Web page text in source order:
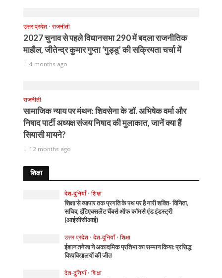
उत्तर प्रदेश • राजनीती
2027 चुनाव से पहले विधानसभा 290 में बदला राजनीतिक
माहौल, जीतेन्द्र कुमार गुप्ता ‘गुड्डू’ की सक्रियता चर्चा में
4 months ago
राजनीती
सामाजिक न्याय पर मंथन: शिवसेना के डॉ. अभिषेक वर्मा और
निषाद पार्टी अध्यक्ष संजय निषाद की मुलाकात, जानें क्या हैं
सियासी मायने?
12 months ago
शिक्षा
देश-दुनियाँ • शिक्षा
शिक्षा से व्यापार तक प्रगति के पथ पर है नारी शक्ति- विनिता,
सचिव, इंटिएक्सलेंट चैंबर्स ऑफ कॉमर्स एंड इंडस्ट्री
(आईसीसीआई)
उत्तर प्रदेश • देश-दुनियाँ • शिक्षा
ईशान तनेजा ने अकादमिक प्रतिभा का सम्मान किया: प्रसिद्ध
विश्वविद्यालयों की जीत
देश-दुनियाँ • शिक्षा